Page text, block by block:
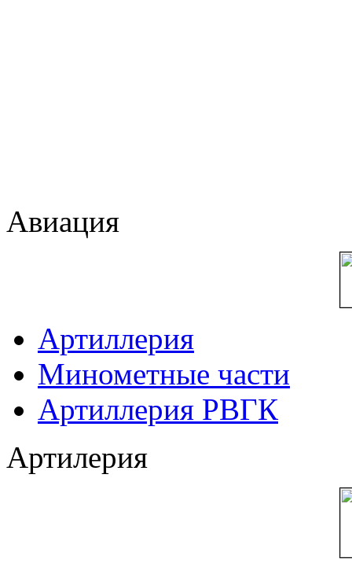
Авиация
Артиллерия
Минометные части
Артиллерия РВГК
Артилерия